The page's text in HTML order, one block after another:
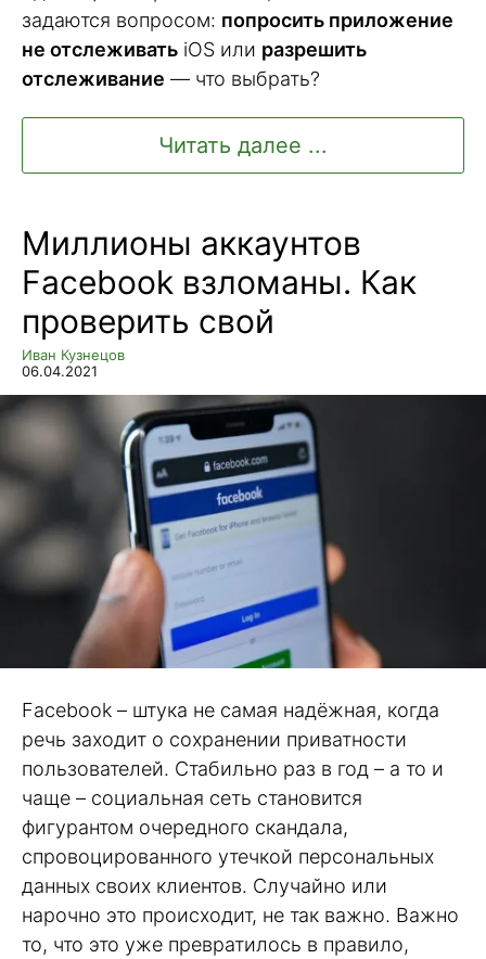
задаются вопросом: попросить приложение
не отслеживать iOS или разрешить
отслеживание — что выбрать?
Читать далее ...
Миллионы аккаунтов
Facebook взломаны. Как
проверить свой
Иван Кузнецов
06.04.2021
Facebook – штука не самая надёжная, когда
речь заходит о сохранении приватности
пользователей. Стабильно раз в год – а то и
чаще – социальная сеть становится
фигурантом очередного скандала,
спровоцированного утечкой персональных
данных своих клиентов. Случайно или
нарочно это происходит, не так важно. Важно
то, что это уже превратилось в правило,